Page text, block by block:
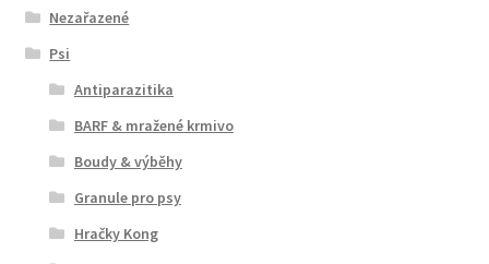
Nezařazené
Psi
Antiparazitika
BARF & mražené krmivo
Boudy & výběhy
Granule pro psy
Hračky Kong